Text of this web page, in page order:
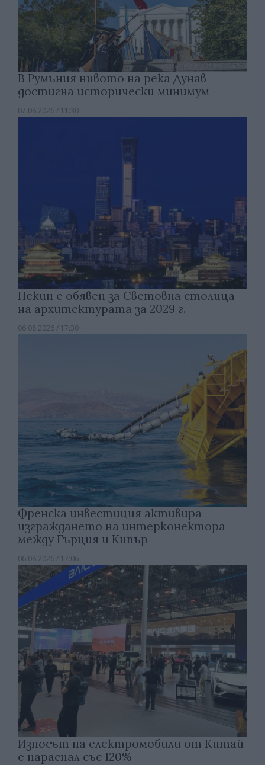
В Румъния нивото на река Дунав
достигна исторически минимум
07.08.2026 / 11:30
Пекин е обявен за Световна столица
на архитектурата за 2029 г.
06.08.2026 / 17:30
Френска инвестиция активира
изграждането на интерконектора
между Гърция и Кипър
06.08.2026 / 17:06
Износът на електромобили от Китай
е нараснал със 120%